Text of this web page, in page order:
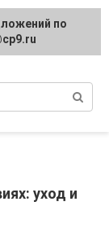
и
уход и
по